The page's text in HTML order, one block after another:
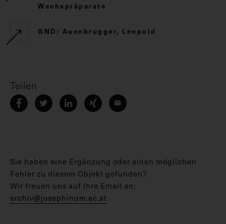
Wachspräparate
GND: Auenbrugger, Leopold
Teilen
Sie haben eine Ergänzung oder einen möglichen
Fehler zu diesem Objekt gefunden?
Wir freuen uns auf Ihre Email an:
archiv@josephinum.ac.at